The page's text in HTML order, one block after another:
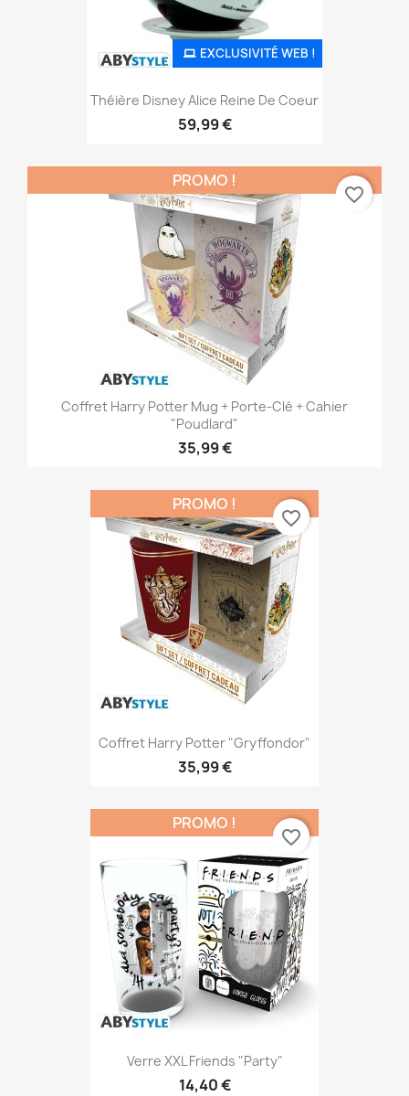
Théière Disney Alice Reine De Coeur
59,99 €
EXCLUSIVITÉ WEB !
Coffret Harry Potter Mug + Porte-Clé + Cahier
"Poudlard"
35,99 €
PROMO !
favorite_border
Coffret Harry Potter "Gryffondor"
35,99 €
PROMO !
favorite_border
Verre XXL Friends "Party"
14,40 €
PROMO !
favorite_border